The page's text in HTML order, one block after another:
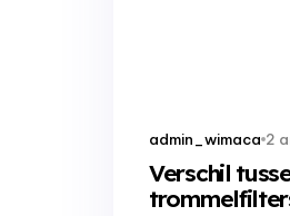
admin_wimaca 2
Verschil